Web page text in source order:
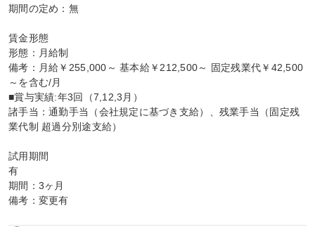
期間の定め：無
賃金形態
形態：月給制
備考：月給￥255,000～ 基本給￥212,500～ 固定残業代￥42,500
～を含む/月
■賞与実績:年3回（7,12,3月）
諸手当：通勤手当（会社規定に基づき支給）、残業手当（固定残
業代制 超過分別途支給）
試用期間
有
期間：3ヶ月
備考：変更有